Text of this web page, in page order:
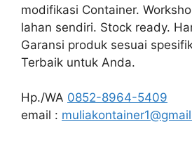
modifikasi Container.
lahan sendiri. Stock ready.
Garansi produk sesuai
Terbaik untuk Anda.
Hp./WA 0852-8964-5409
email :